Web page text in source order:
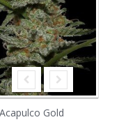
Acapulco Gold